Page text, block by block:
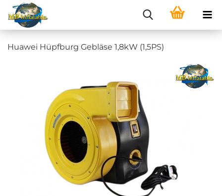
Huawei Hüpfburg Gebläse 1,8kW (1,5PS)